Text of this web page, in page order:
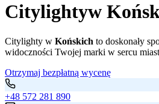
Citylightyw
Citylighty w Końskich to doskonały
widoczności Twojej marki w sercu
Otrzymaj bezpłatną wycenę
+48 572 281 890